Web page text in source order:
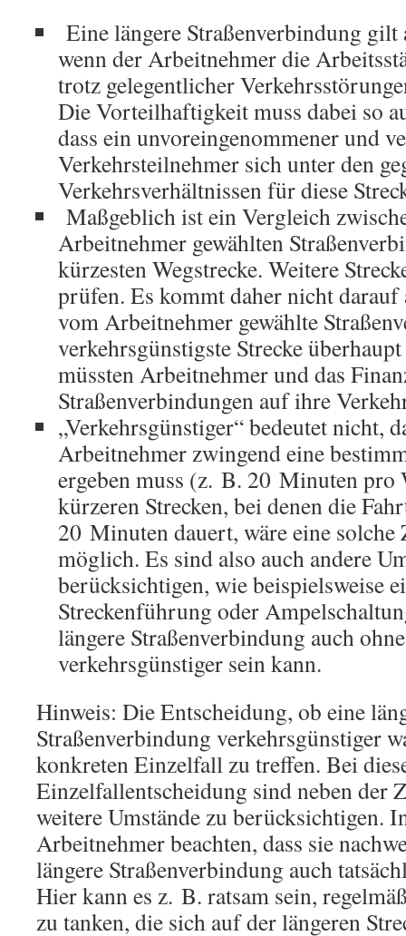
Eine längere Straßenverbindung gilt
wenn der Arbeitnehmer die
trotz gelegentlicher
Die Vorteilhaftigkeit muss dabei so
dass ein unvoreingenommener und
Verkehrsteilnehmer sich unter den
Verkehrsverhältnissen für diese
Maßgeblich ist ein Vergleich
Arbeitnehmer gewählten
kürzesten Wegstrecke. Weitere
prüfen. Es kommt daher nicht darauf
vom Arbeitnehmer gewählte
verkehrsgünstigste Strecke
müssten Arbeitnehmer und das
Straßenverbindungen auf ihre
„Verkehrsgünstiger“ bedeutet nicht,
Arbeitnehmer zwingend eine
ergeben muss (z. B. 20 Minuten pro
kürzeren Strecken, bei denen die
20 Minuten dauert, wäre eine
möglich. Es sind also auch andere
berücksichtigen, wie beispielsweise
Streckenführung oder
längere Straßenverbindung auch
verkehrsgünstiger sein kann.
Hinweis: Die Entscheidung, ob eine
Straßenverbindung verkehrsgünstiger
konkreten Einzelfall zu treffen. Bei
Einzelfallentscheidung sind neben der
weitere Umstände zu berücksichtigen.
Arbeitnehmer beachten, dass sie
längere Straßenverbindung auch
Hier kann es z. B. ratsam sein,
zu tanken, die sich auf der längeren